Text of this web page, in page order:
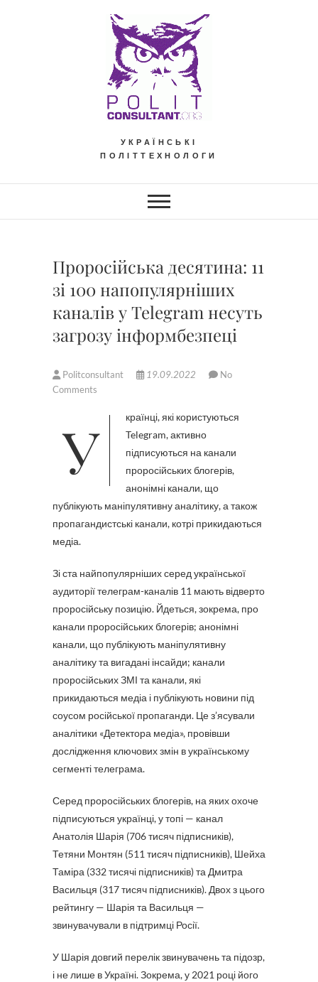
УКРАЇНСЬКІ
ПОЛІТТЕХНОЛОГИ
Проросійська десятина: 11
зі 100 напопулярніших
каналів у Telegram несуть
загрозу інформбезпеці
Politconsultant 19.09.2022
No
Comments
Українці, які користуються
Telegram, активно
підписуються на канали
проросійських блогерів,
анонімні канали, що
публікують маніпулятивну аналітику, а також
пропагандистські канали, котрі прикидаються
медіа.
Зі ста найпопулярніших серед української
аудиторії телеграм-каналів 11 мають відверто
проросійську позицію. Йдеться, зокрема, про
канали проросійських блогерів; анонімні
канали, що публікують маніпулятивну
аналітику та вигадані інсайди; канали
проросійських ЗМІ та канали, які
прикидаються медіа і публікують новини під
соусом російської пропаганди. Це з’ясували
аналітики «Детектора медіа», провівши
дослідження ключових змін в українському
сегменті телеграма.
Серед проросійських блогерів, на яких охоче
підписуються українці, у топі — канал
Анатолія Шарія (706 тисяч підписників),
Тетяни Монтян (511 тисяч підписників), Шейха
Таміра (332 тисячі підписників) та Дмитра
Васильця (317 тисяч підписників). Двох з цього
рейтингу — Шарія та Васильця —
звинувачували в підтримці Росії.
У Шарія довгий перелік звинувачень та підозр,
і не лише в Україні. Зокрема, у 2021 році його